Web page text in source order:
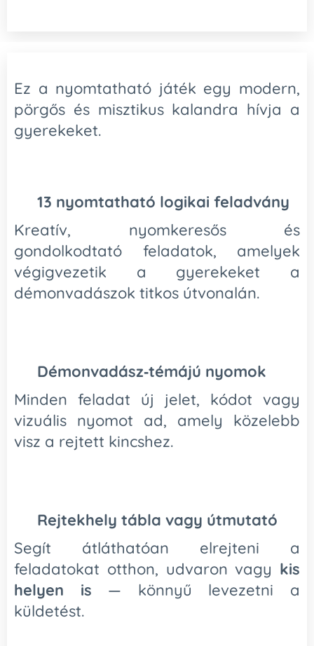
Ez a nyomtatható játék egy modern,
pörgős és misztikus kalandra hívja a
gyerekeket.
13 nyomtatható logikai feladvány
Kreatív, nyomkeresős és
gondolkodtató feladatok, amelyek
végigvezetik a gyerekeket a
démonvadászok titkos útvonalán.
Démonvadász‑témájú nyomok
Minden feladat új jelet, kódot vagy
vizuális nyomot ad, amely közelebb
visz a rejtett kincshez.
Rejtekhely tábla vagy útmutató
Segít átláthatóan elrejteni a
feladatokat otthon, udvaron vagy kis
helyen is — könnyű levezetni a
küldetést.